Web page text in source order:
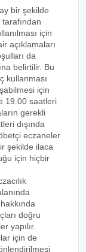
bir şekilde
için
açıklamaları
da
belirtilir. Bu
kullanması
için
19.00 saatleri
gerekli
dışında
eczaneler
şekilde ilaca
için hiçbir
doğru
yapılır.
için de